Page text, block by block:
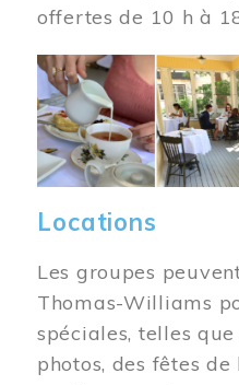
offertes de 10 h à
Image
Locations
Les groupes
Thomas-Williams
spéciales, telles que
photos, des fêtes